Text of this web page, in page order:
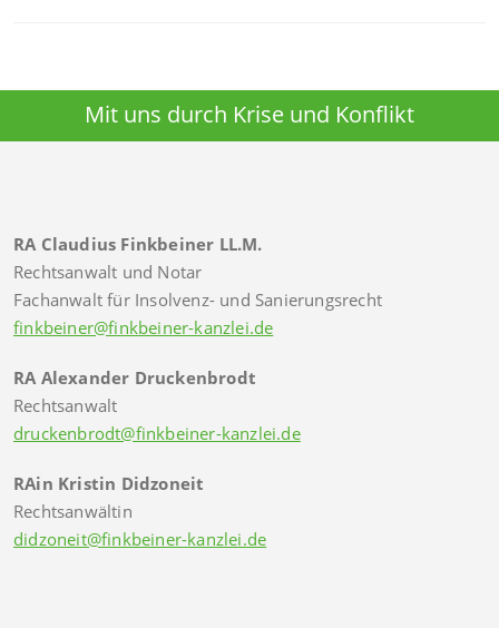
Mit uns durch Krise und Konflikt
RA Claudius Finkbeiner LL.M.
Rechtsanwalt und Notar
Fachanwalt für Insolvenz- und Sanierungsrecht
finkbeiner@finkbeiner-kanzlei.de
RA Alexander Druckenbrodt
Rechtsanwalt
druckenbrodt@finkbeiner-kanzlei.de
RAin Kristin Didzoneit
Rechtsanwältin
didzoneit@finkbeiner-kanzlei.de